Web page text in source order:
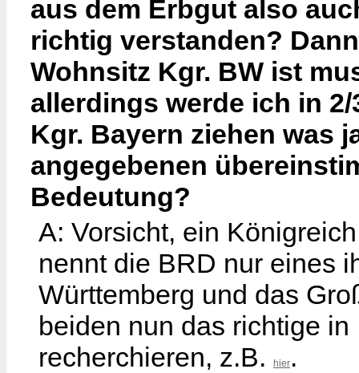
aus dem Erbgut also
richtig verstanden?
Wohnsitz Kgr. BW ist
allerdings werde ich in
Kgr. Bayern ziehen was
angegebenen
Bedeutung?
A: Vorsicht, ein
nennt die BRD nur eines
Württemberg und das
beiden nun das richtige
recherchieren, z.B.
hier .